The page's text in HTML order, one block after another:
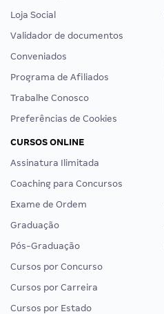
Loja Social
Validador de documentos
Conveniados
Programa de Afiliados
Trabalhe Conosco
Preferências de Cookies
CURSOS ONLINE
Assinatura Ilimitada
Coaching para Concursos
Exame de Ordem
Graduação
Pós-Graduação
Cursos por Concurso
Cursos por Carreira
Cursos por Estado